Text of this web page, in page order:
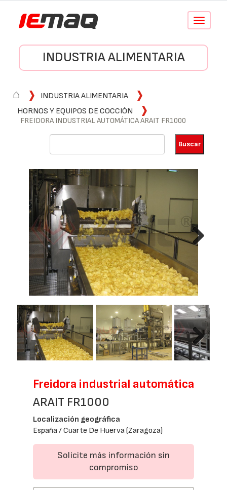
Conmutar
INDUSTRIA ALIMENTARIA
⌂
INDUSTRIA ALIMENTARIA
HORNOS Y EQUIPOS DE COCCIÓN
FREIDORA INDUSTRIAL AUTOMÁTICA ARAIT FR1000
Next
Freidora industrial automática
ARAIT FR1000
Localización geográfica
España / Cuarte De Huerva (Zaragoza)
Solicite más información sin
compromiso